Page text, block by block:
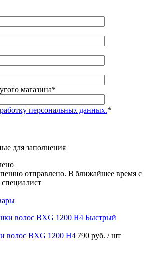
магазина*
персональных данных.*
для заполнения
отправлено. В ближайшее время с
Быстрый
волос BXG 1200 H4 790 руб. / шт